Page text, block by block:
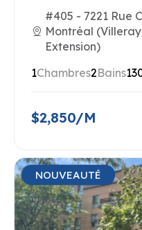
#405 - 7221 Rue
Montréal
Extension)
1Chambres2Bains
$2,850/M
NOUVEAUTÉ